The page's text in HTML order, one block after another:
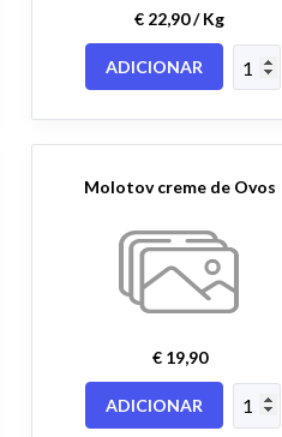
€ 22,90 / Kg
ADICIONAR
Molotov creme de Ovos
€ 19,90
ADICIONAR